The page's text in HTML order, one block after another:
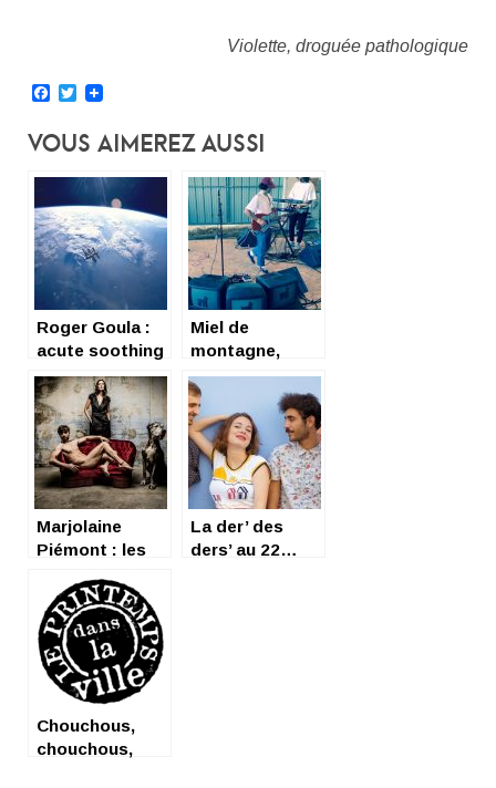
Violette, droguée pathologique
Facebook
Twitter
Vous Aimerez Aussi
Roger Goula :
acute soothing
effect
Miel de
montagne,
Derrière ma
réalité
Marjolaine
Piémont : les
Femme
La der’ des
ders’ au 22…
Chouchous,
chouchous,